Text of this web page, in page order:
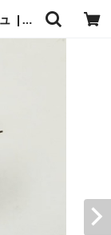
和紙のピアス「礫」ベージュ | 暮らしの中の和紙のかたち